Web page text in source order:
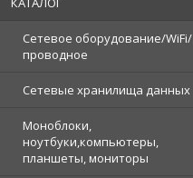
Сетевое оборудование/WiFi/
проводное
Сетевые хранилища данных
Моноблоки,
ноутбуки,компьютеры,
планшеты, мониторы